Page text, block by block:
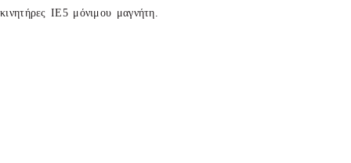
κινητήρες IE5 μόνιμου μαγνήτη.